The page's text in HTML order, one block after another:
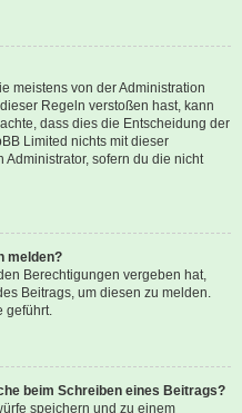
meistens von der Administration
Regeln verstoßen hast, kann
dass dies die Entscheidung der
Limited nichts mit dieser
sofern du die nicht
melden?
Berechtigungen vergeben hat,
Beitrags, um diesen zu melden.
geführt.
beim Schreiben eines Beitrags?
speichern und zu einem